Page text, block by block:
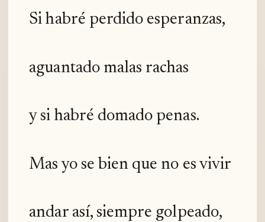
Si habré perdido esperanzas,
aguantado malas rachas
y si habré domado penas.
Mas yo se bien que no es vivir
andar así, siempre golpeado,